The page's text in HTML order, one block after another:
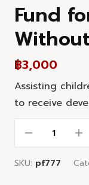
Fund
฿3,000
Assisting
to receive
SKU: pf777